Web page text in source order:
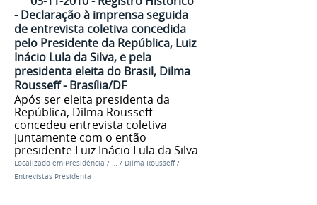
- Declaração à imprensa seguida
de entrevista coletiva concedida
pelo Presidente da República, Luiz
Inácio Lula da Silva, e pela
presidenta eleita do Brasil, Dilma
Rousseff - Brasília/DF
Após ser eleita presidenta da
República, Dilma Rousseff
concedeu entrevista coletiva
juntamente com o então
presidente Luiz Inácio Lula da Silva
Localizado em Presidência / … / Dilma Rousseff /
Entrevistas Presidenta